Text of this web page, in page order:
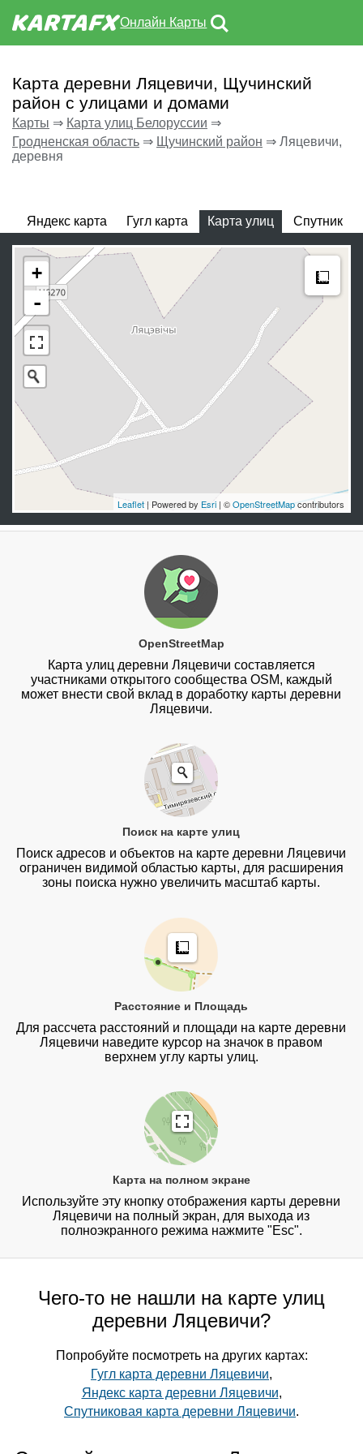
Онлайн Карты
Карта деревни Ляцевичи, Щучинский
район с улицами и домами
Карты ⇒ Карта улиц Белоруссии ⇒
Гродненская область ⇒ Щучинский район ⇒ Ляцевичи,
деревня
Яндекс карта Гугл карта Карта улиц Спутник
+
-
Leaflet | Powered by Esri | ©OpenStreetMapcontributors
OpenStreetMap
Карта улиц деревни Ляцевичи составляется
участниками открытого сообщества OSM, каждый
может внести свой вклад в доработку карты деревни
Ляцевичи.
Поиск на карте улиц
Поиск адресов и объектов на карте деревни Ляцевичи
ограничен видимой областью карты, для расширения
зоны поиска нужно увеличить масштаб карты.
Расстояние и Площадь
Для рассчета расстояний и площади на карте деревни
Ляцевичи наведите курсор на значок в правом
верхнем углу карты улиц.
Карта на полном экране
Используйте эту кнопку отображения карты деревни
Ляцевичи на полный экран, для выхода из
полноэкранного режима нажмите "Esc".
Чего-то не нашли на карте улиц
деревни Ляцевичи?
Попробуйте посмотреть на других картах:
Гугл карта деревни Ляцевичи,
Яндекс карта деревни Ляцевичи,
Спутниковая карта деревни Ляцевичи.